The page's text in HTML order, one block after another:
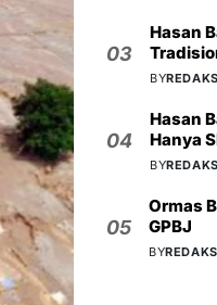
03
Hasan
BY
04
Hasan
Hanya
BY
05
Ormas
GPBJ
BY